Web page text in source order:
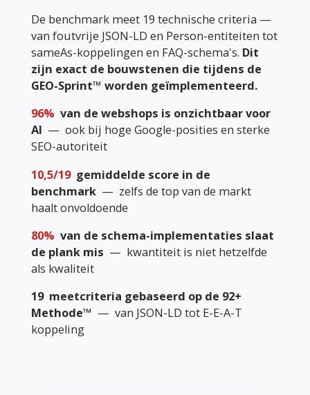
De benchmark meet 19 technische criteria —
van foutvrije JSON-LD en Person-entiteiten tot
sameAs-koppelingen en FAQ-schema's. Dit
zijn exact de bouwstenen die tijdens de
GEO-Sprint™ worden geïmplementeerd.
96% van de webshops is onzichtbaar voor
AI — ook bij hoge Google-posities en sterke
SEO-autoriteit
10,5/19gemiddelde score in de
benchmark— zelfs de top van de markt
haalt onvoldoende
80% van de schema-implementaties slaat
de plank mis — kwantiteit is niet hetzelfde
als kwaliteit
19 meetcriteria gebaseerd op de 92+
Methode™ — van JSON-LD tot E-E-A-T
koppeling